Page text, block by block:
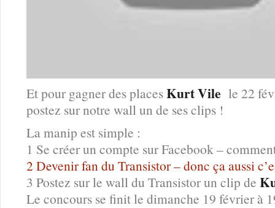
Et pour gagner des placesKurt Vile le 22
postez sur notre wall un de ses clips !
La manip est simple :
1 Se créer un compte sur Facebook –
2 Devenir fan du Transistor – donc ça aussi
3 Postez sur le wall du Transistor un clip de
Le concours se finit le dimanche 19 février à